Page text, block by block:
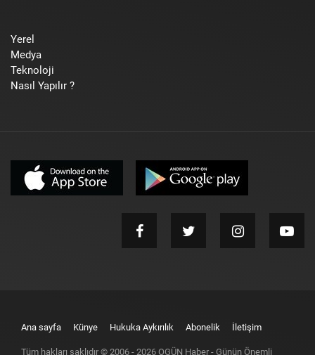
Yerel
Medya
Teknoloji
Nasıl Yapılır ?
Ana sayfa Künye Hukuka Aykırılık Abonelik İletişim
Tüm hakları saklıdır © 2006 - 2026 OGÜN Haber - Günün Önemli